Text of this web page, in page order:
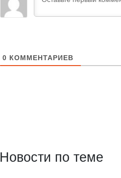
0 КОММЕНТАРИЕВ
Новости по теме